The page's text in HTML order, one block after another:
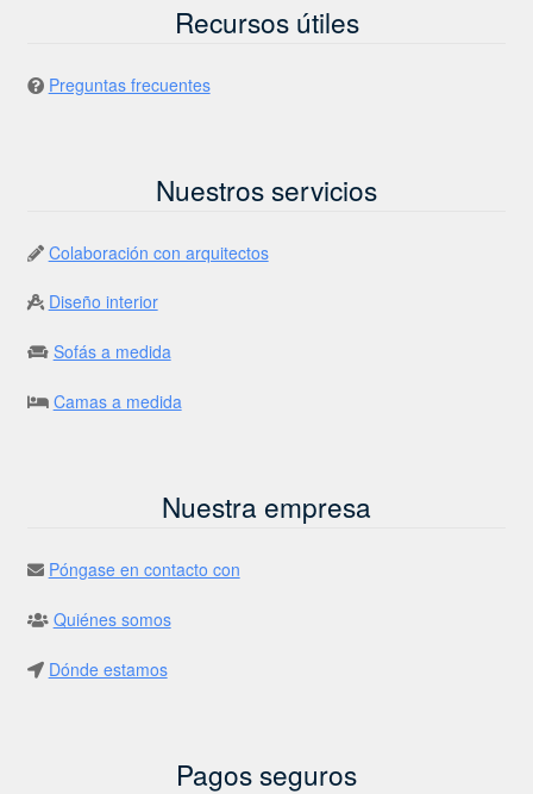
Recursos útiles
Preguntas frecuentes
Nuestros servicios
Colaboración con arquitectos
Diseño interior
Sofás a medida
Camas a medida
Nuestra empresa
Póngase en contacto con
Quiénes somos
Dónde estamos
Pagos seguros